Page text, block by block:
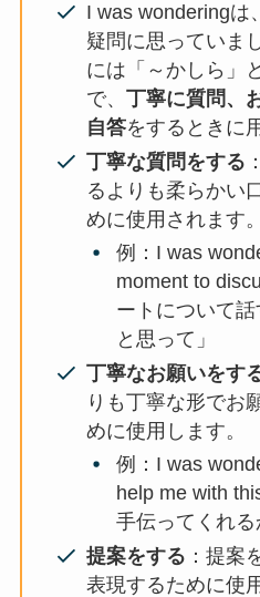
I was wonderingは
疑問に思っていま
には「～かしら」
で、丁寧に質問、
自答をするときに
丁寧な質問をする
るよりも柔らかい
めに使用されます。
例：I was
moment to
ートについて
と思って」
丁寧なお願いをす
りも丁寧な形でお
めに使用します。
例：I was
help me with
手伝ってくれる
提案をする ：提案
表現するために使